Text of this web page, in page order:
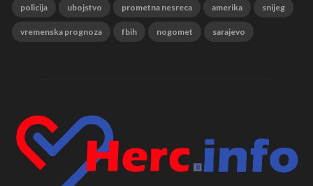
policija ubojstvo prometna nesreca amerika snijeg
vremenska prognoza fbih nogomet sarajevo